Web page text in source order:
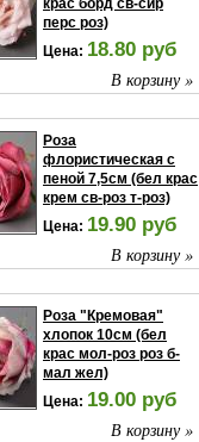
крас борд св-сир
перс роз)
Цена: 18.80 руб
В корзину »
Роза
флористическая с
пеной 7,5см (бел крас
крем св-роз т-роз)
Цена: 19.90 руб
В корзину »
Роза "Кремовая"
хлопок 10см (бел
крас мол-роз роз б-
мал жел)
Цена: 19.00 руб
В корзину »